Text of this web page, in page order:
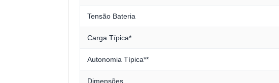
Tensão Bateria
Carga Típica*
Autonomia Típica**
Dimensões